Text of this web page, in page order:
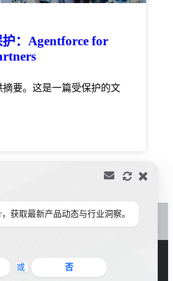
：Agentforce for
摘要。这是一篇受保护的文
获取最新产品动态与行业洞察。
或 否